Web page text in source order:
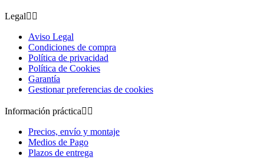
Legal 
Aviso Legal
Condiciones de compra
Política de privacidad
Política de Cookies
Garantía
Gestionar preferencias de cookies
Información práctica 
Precios, envío y montaje
Medios de Pago
Plazos de entrega